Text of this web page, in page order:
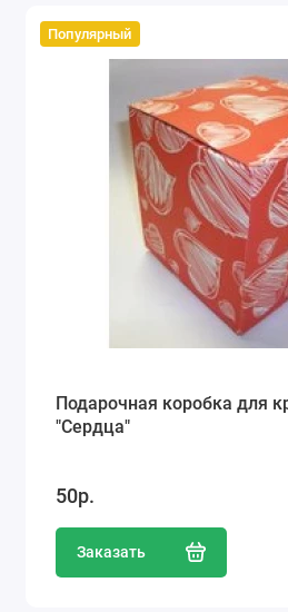
Популярный
Подарочная коробка для
"Сердца"
50р.
Заказать